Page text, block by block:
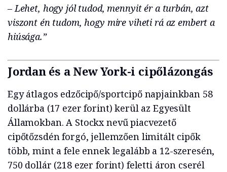
– Lehet, hogy jól tudod, mennyit ér a turbán, azt
viszont én tudom, hogy mire viheti rá az embert a
hiúsága.”
Jordan és a New York-i cipőlázongás
Egy átlagos edzőcipő/sportcipő napjainkban 58
dollárba (17 ezer forint) kerül az Egyesült
Államokban. A Stockx nevű piacvezető
cipőtőzsdén forgó, jellemzően limitált cipők
több, mint a fele ennek legalább a 12-szeresén,
750 dollár (218 ezer forint) feletti áron cserél